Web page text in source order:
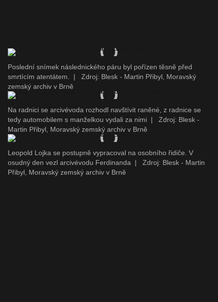
Poslední snímek následnického páru byl pořízen těsně před
smrtícím atentátem.
|
Zdroj: Blesk - Martin Přibyl, Moravský
zemský archiv v Brně
Na radnici se arcivévoda rozhodl navštívit raněné, z radnice se
tedy automobilem s manželkou vydali za nimi |
Zdroj: Blesk -
Martin Přibyl, Moravský zemský archiv v Brně
Leopold Lojka se postupně vypracoval na osobního řidiče. V
osudný den vezl arcivévodu Ferdinanda
|
Zdroj: Blesk - Martin
Přibyl, Moravský zemský archiv v Brně